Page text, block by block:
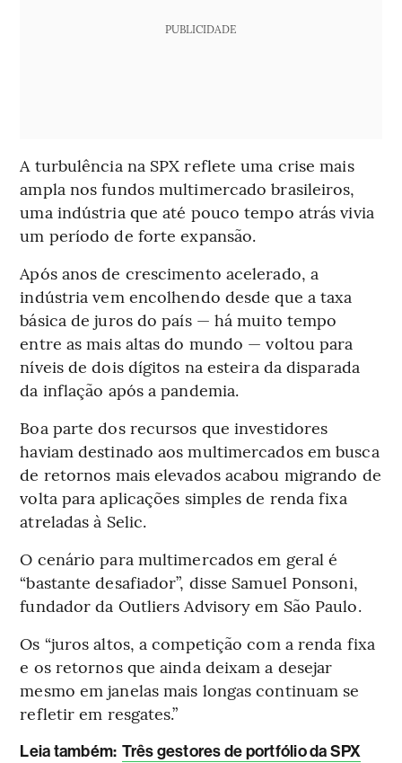
PUBLICIDADE
A turbulência na SPX reflete uma crise mais
ampla nos fundos multimercado brasileiros,
uma indústria que até pouco tempo atrás vivia
um período de forte expansão.
Após anos de crescimento acelerado, a
indústria vem encolhendo desde que a taxa
básica de juros do país — há muito tempo
entre as mais altas do mundo — voltou para
níveis de dois dígitos na esteira da disparada
da inflação após a pandemia.
Boa parte dos recursos que investidores
haviam destinado aos multimercados em busca
de retornos mais elevados acabou migrando de
volta para aplicações simples de renda fixa
atreladas à Selic.
O cenário para multimercados em geral é
“bastante desafiador”, disse Samuel Ponsoni,
fundador da Outliers Advisory em São Paulo.
Os “juros altos, a competição com a renda fixa
e os retornos que ainda deixam a desejar
mesmo em janelas mais longas continuam se
refletir em resgates.”
Leia também: Três gestores de portfólio da SPX